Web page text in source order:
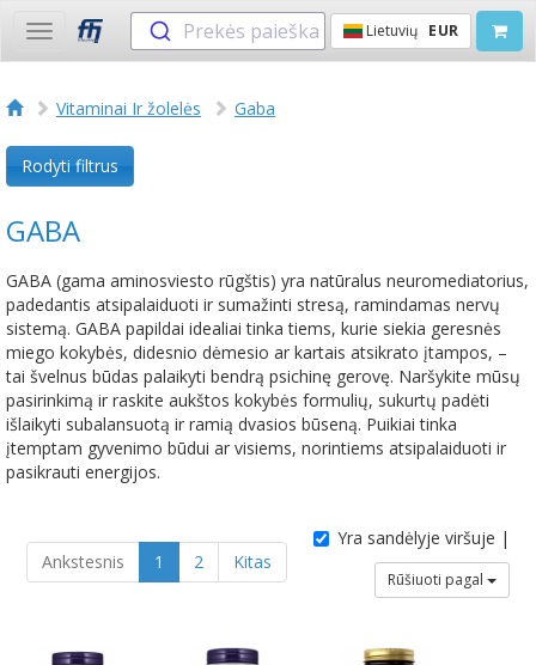
Toggle
navigation
Prekės paieška Lietuvių EUR
Vitaminai Ir žolelės Gaba
Rodyti filtrus
GABA
GABA (gama aminosviesto rūgštis) yra natūralus neuromediatorius,
padedantis atsipalaiduoti ir sumažinti stresą, ramindamas nervų
sistemą. GABA papildai idealiai tinka tiems, kurie siekia geresnės
miego kokybės, didesnio dėmesio ar kartais atsikrato įtampos, –
tai švelnus būdas palaikyti bendrą psichinę gerovę. Naršykite mūsų
pasirinkimą ir raskite aukštos kokybės formulių, sukurtų padėti
išlaikyti subalansuotą ir ramią dvasios būseną. Puikiai tinka
įtemptam gyvenimo būdui ar visiems, norintiems atsipalaiduoti ir
pasikrauti energijos.
Ankstesnis 1 2 Kitas
Yra sandėlyje viršuje |
Rūšiuoti pagal